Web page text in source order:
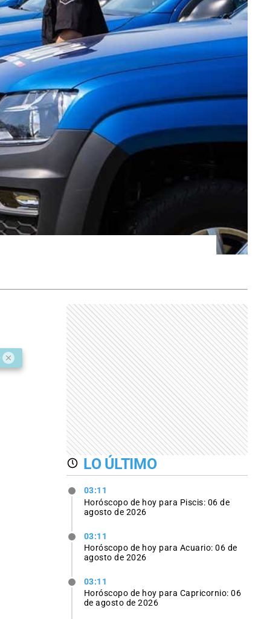
LO ÚLTIMO
03:11
Horóscopo de hoy para Piscis: 06 de
agosto de 2026
03:11
Horóscopo de hoy para Acuario: 06 de
agosto de 2026
03:11
Horóscopo de hoy para Capricornio: 06
de agosto de 2026